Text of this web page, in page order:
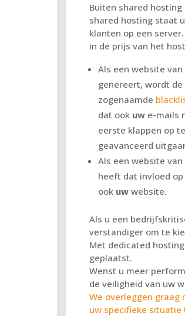
Buiten shared
shared hosting staat
klanten op een
in de prijs van het
Als een website
genereert, wordt
zogenaamde
dat ook uw e-mails
eerste klappen op
geavanceerd
Als een website
heeft dat invloed
ook uw website.
Als u een
verstandiger om te
Met dedicated
geplaatst.
Wenst u meer
de veiligheid van uw
We overleggen graag
uw specifieke situatie